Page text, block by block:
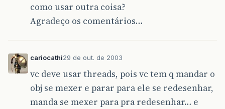
como usar outra coisa?
Agradeço os comentários…
cariocathi29 de out. de 2003
vc deve usar threads, pois vc tem q mandar o
obj se mexer e parar para ele se redesenhar,
manda se mexer para pra redesenhar… e